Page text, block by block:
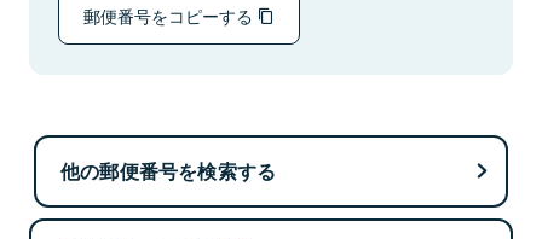
郵便番号をコピーする
他の郵便番号を検索する